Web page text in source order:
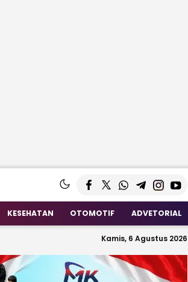
KESEHATAN OTOMOTIF ADVETORIAL
Kamis, 6 Agustus 2026